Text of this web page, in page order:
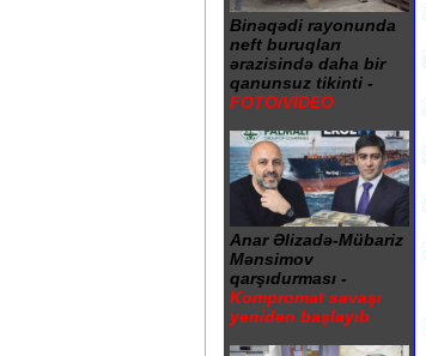
Binəqədi rayonunda
neft buruqları
ərazisində daha bir
qanunsuz tikinti -
FOTO/VİDEO
Anar Əlizadə-Mübariz
Mənsimov
qarşıdurması -
Kompromat savaşı
yenidən başlayıb